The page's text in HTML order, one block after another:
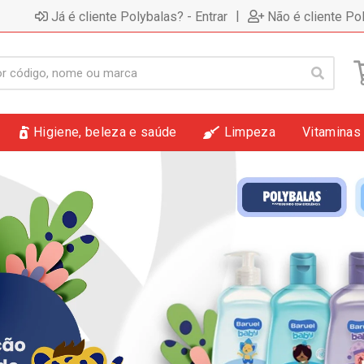
Já é cliente Polybalas? - Entrar | Não é cliente
Higiene, beleza e saúde Limpeza